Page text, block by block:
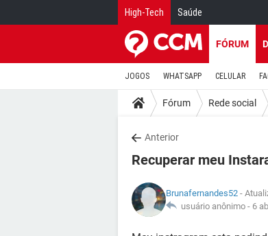
High-Tech Saúde
FÓRUM
JOGOS WHATSAPP CELULAR
Fórum Rede social
Anterior
Recuperar meu
Brunafernandes52 -
usuário anônimo - 6